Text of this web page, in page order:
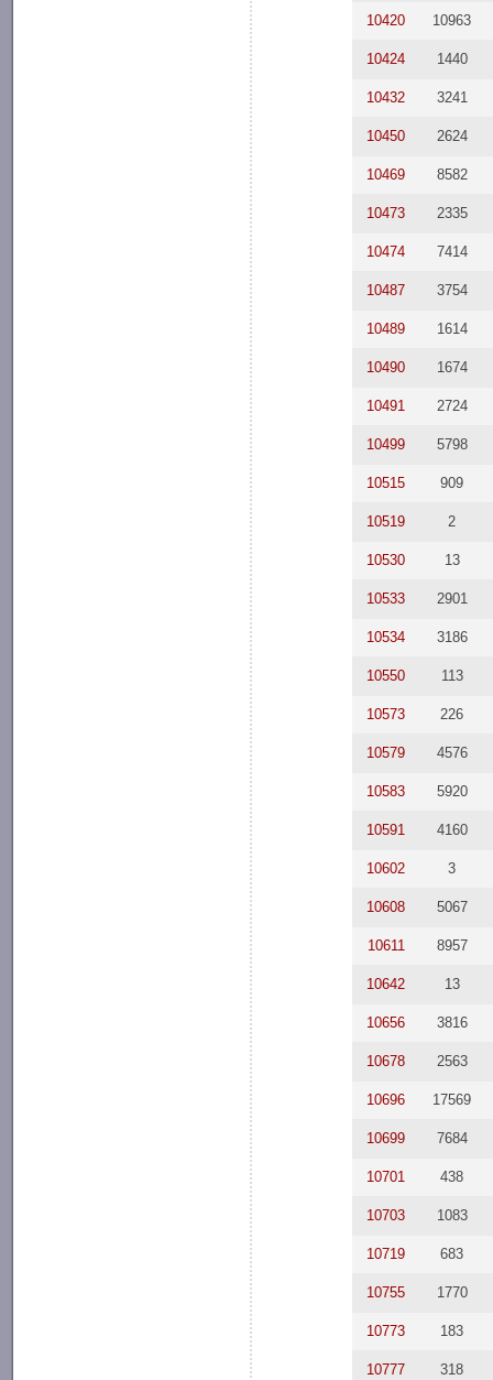
10420 10963
10424 1440
10432 3241
10450 2624
10469 8582
10473 2335
10474 7414
10487 3754
10489 1614
10490 1674
10491 2724
10499 5798
10515 909
10519 2
10530 13
10533 2901
10534 3186
10550 113
10573 226
10579 4576
10583 5920
10591 4160
10602 3
10608 5067
10611 8957
10642 13
10656 3816
10678 2563
10696 17569
10699 7684
10701 438
10703 1083
10719 683
10755 1770
10773 183
10777 318